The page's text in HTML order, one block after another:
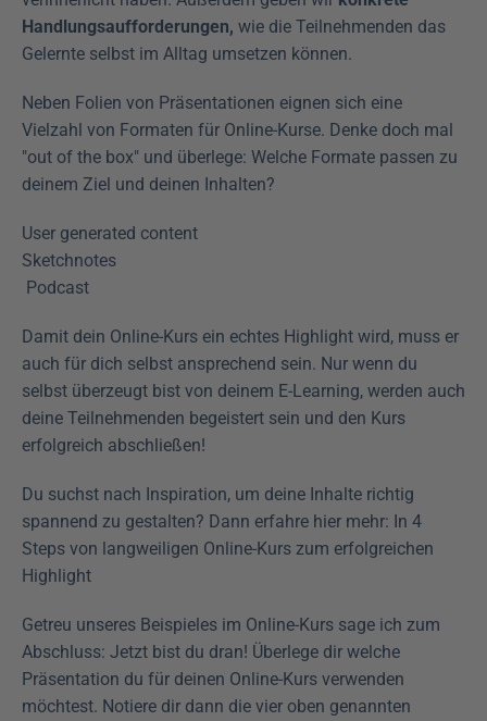
Handlungsaufforderungen, wie die Teilnehmenden das
Gelernte selbst im Alltag umsetzen können.
Neben Folien von Präsentationen eignen sich eine
Vielzahl von Formaten für Online-Kurse. Denke doch mal
"out of the box" und überlege: Welche Formate passen zu
deinem Ziel und deinen Inhalten?
User generated content
Sketchnotes
Podcast
Damit dein Online-Kurs ein echtes Highlight wird, muss er
auch für dich selbst ansprechend sein. Nur wenn du
selbst überzeugt bist von deinem E-Learning, werden auch
deine Teilnehmenden begeistert sein und den Kurs
erfolgreich abschließen!
Du suchst nach Inspiration, um deine Inhalte richtig
spannend zu gestalten? Dann erfahre hier mehr: In 4
Steps von langweiligen Online-Kurs zum erfolgreichen
Highlight
Getreu unseres Beispieles im Online-Kurs sage ich zum
Abschluss: Jetzt bist du dran! Überlege dir welche
Präsentation du für deinen Online-Kurs verwenden
möchtest. Notiere dir dann die vier oben genannten